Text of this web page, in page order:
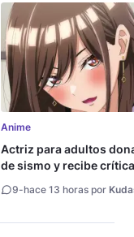
Anime
Actriz para adultos
de sismo y recibe
9-hace 13 horas por